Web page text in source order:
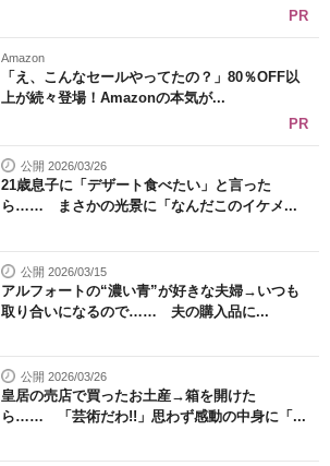
PR
Amazon
「え、こんなセールやってたの？」80％OFF以
上が続々登場！Amazonの本気が...
PR
公開 2026/03/26
21歳息子に「デザート食べたい」と言った
ら…… まさかの光景に「なんだこのイケメ...
公開 2026/03/15
アルフォートの“濃い青”が好きな夫婦→いつも
取り合いになるので…… 夫の購入品に...
公開 2026/03/26
皇居の売店で買ったお土産→箱を開けた
ら…… 「芸術だわ!!」思わず感動の中身に「...